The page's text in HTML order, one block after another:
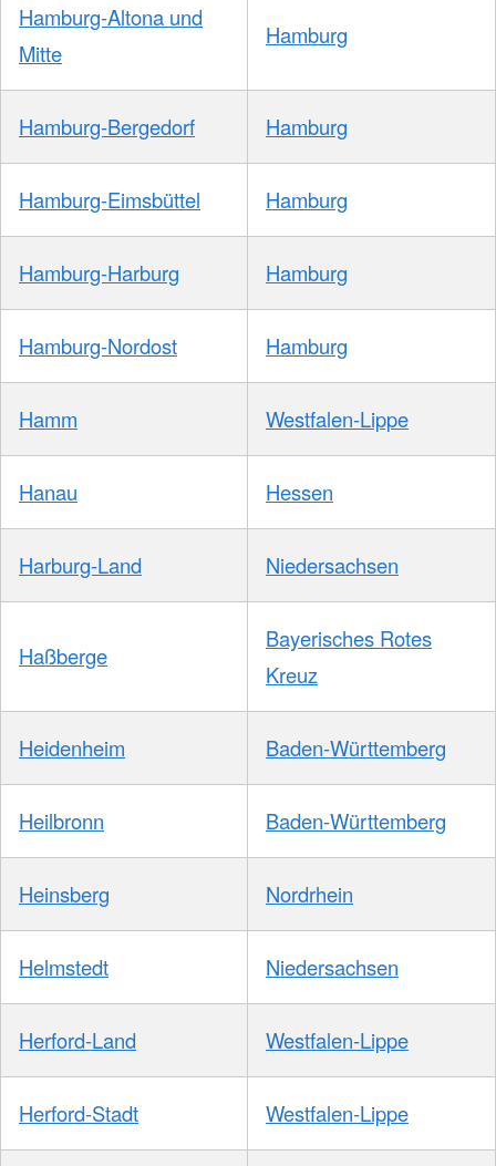
Hamburg-Altona und
Mitte
Hamburg
Hamburg-Bergedorf Hamburg
Hamburg-Eimsbüttel Hamburg
Hamburg-Harburg Hamburg
Hamburg-Nordost Hamburg
Hamm Westfalen-Lippe
Hanau Hessen
Harburg-Land Niedersachsen
Haßberge
Bayerisches Rotes
Kreuz
Heidenheim Baden-Württemberg
Heilbronn Baden-Württemberg
Heinsberg Nordrhein
Helmstedt Niedersachsen
Herford-Land Westfalen-Lippe
Herford-Stadt Westfalen-Lippe